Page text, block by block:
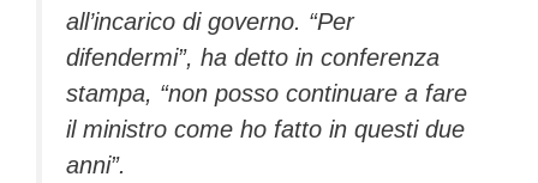
all’incarico di governo. “Per
difendermi”, ha detto in conferenza
stampa, “non posso continuare a fare
il ministro come ho fatto in questi due
anni”.